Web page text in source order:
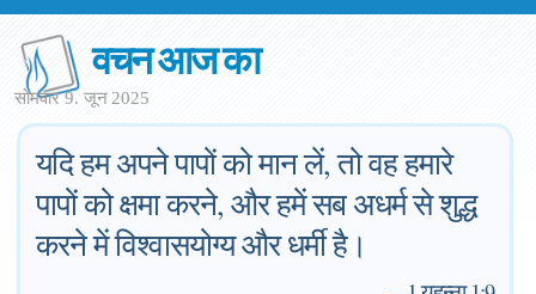
वचन आज का
सोमवार 9. जून 2025
यदि हम अपने पापों को मान लें, तो वह हमारे
पापों को क्षमा करने, और हमें सब अधर्म से शुद्ध
करने में विश्वासयोग्य और धर्मी है।